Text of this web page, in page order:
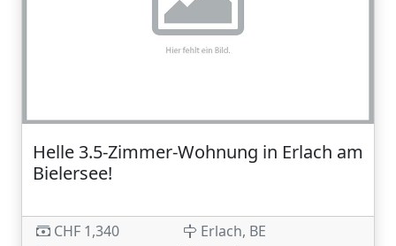
Helle 3.5-Zimmer-Wohnung in Erlach am
Bielersee!
CHF 1,340
Erlach, BE